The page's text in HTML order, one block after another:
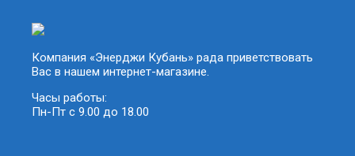
Компания «Энерджи Кубань» рада приветствовать
Вас в нашем интернет-магазине.
Часы работы:
Пн-Пт с 9.00 до 18.00